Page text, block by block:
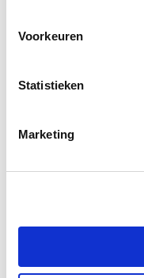
Voorkeuren
Statistieken
Marketing
Klikhierom de
Al meer dan 6
onteigeningen,
effectieve aanleg